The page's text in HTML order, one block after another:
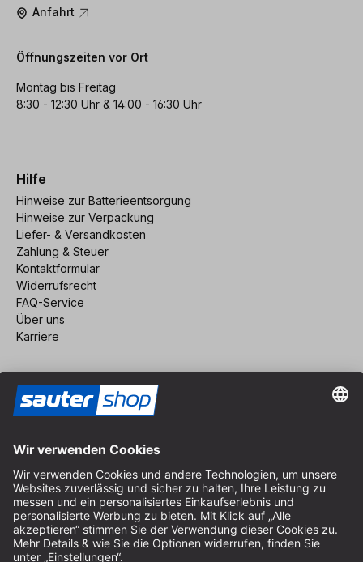
Anfahrt
Öffnungszeiten vor Ort
Montag bis Freitag
8:30 - 12:30 Uhr & 14:00 - 16:30 Uhr
Hilfe
Hinweise zur Batterieentsorgung
Hinweise zur Verpackung
Liefer- & Versandkosten
Zahlung & Steuer
Kontaktformular
Widerrufsrecht
FAQ-Service
Über uns
Karriere
Impressum
AGB
Datenschutz
Cookie-Einstellungen